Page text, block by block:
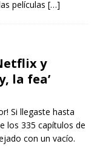
películas […]
y
la fea’
Si llegaste hasta
los 335 capítulos de
con un vacío.